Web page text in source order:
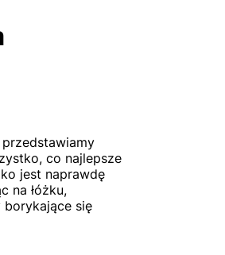
co najlepsze
jest naprawdę
na łóżku,
borykające się